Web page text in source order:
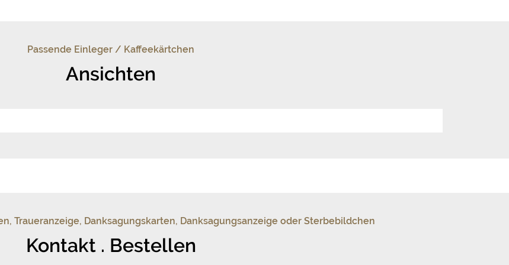
Passende Einleger / Kaffeekärtchen
Ansichten
Traueranzeige, Danksagungskarten, Danksagungsanzeige oder Sterbebildchen
Kontakt . Bestellen